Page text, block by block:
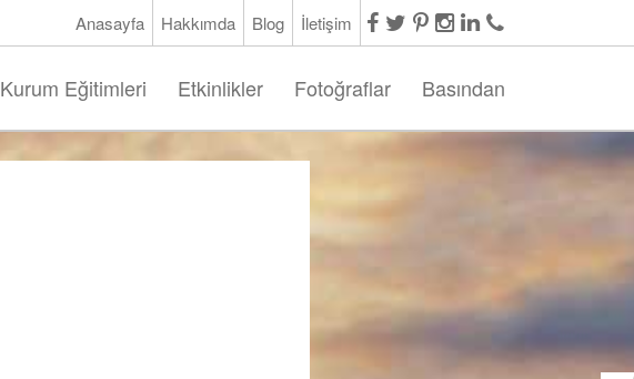
Anasayfa Hakkımda Blog İletişim
Kurum Eğitimleri Etkinlikler Fotoğraflar Basından